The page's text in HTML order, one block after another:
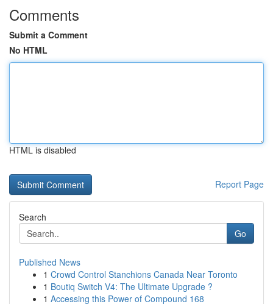
Comments
Submit a Comment
No HTML
HTML is disabled
Report Page
Search
Go
Published News
1 Crowd Control Stanchions Canada Near Toronto
1 Boutiq Switch V4: The Ultimate Upgrade ?
1 Accessing this Power of Compound 168